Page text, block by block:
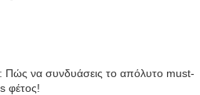
Πώς να συνδυάσεις το απόλυτο must-
φέτος!